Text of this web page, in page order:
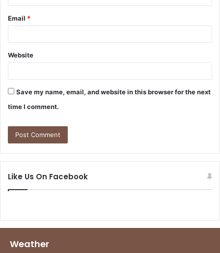
Email *
Website
Save my name, email, and website in this browser for the next
time I comment.
Like Us On Facebook
Weather